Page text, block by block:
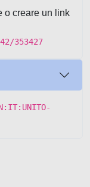
o creare un link
353427